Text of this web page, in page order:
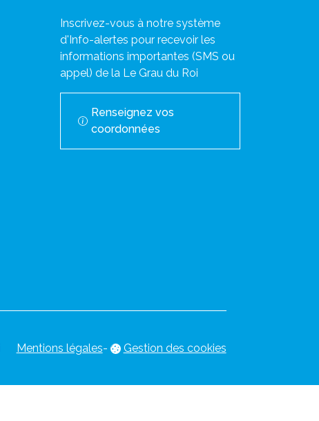
Inscrivez-vous à notre système
d'Info-alertes pour recevoir les
informations importantes (SMS ou
appel) de la Le Grau du Roi
Renseignez vos
coordonnées
Mentions légales- Gestion des cookies